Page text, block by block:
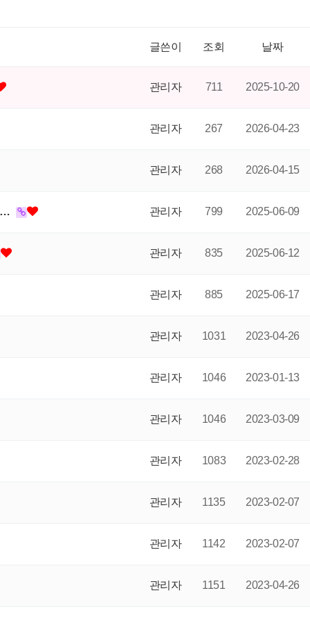
글쓴이 조회 날짜
관리자 711 2025-10-20
관리자 267 2026-04-23
관리자 268 2026-04-15
… 관리자 799 2025-06-09
관리자 835 2025-06-12
관리자 885 2025-06-17
관리자 1031 2023-04-26
관리자 1046 2023-01-13
관리자 1046 2023-03-09
관리자 1083 2023-02-28
관리자 1135 2023-02-07
관리자 1142 2023-02-07
관리자 1151 2023-04-26